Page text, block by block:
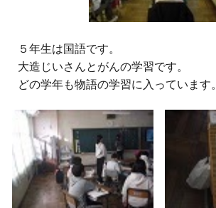
５年生は国語です。
大造じいさんとがんの学習です。
どの学年も物語の学習に入っています。